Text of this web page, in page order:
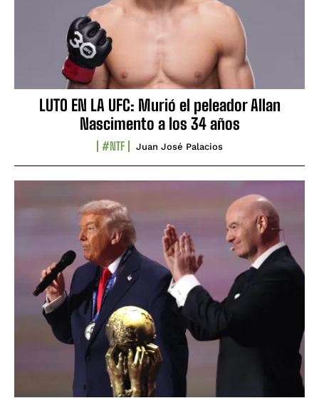
LUTO EN LA UFC: Murió el peleador Allan
Nascimento a los 34 años
#NTF Juan José Palacios